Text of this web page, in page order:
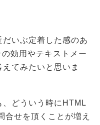
いぶ定着した感のあ
効用やテキストメー
てみたいと思いま
どういう時にHTML
合せを頂くことが増え